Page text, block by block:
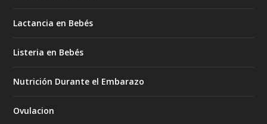
Lactancia en Bebés
Listeria en Bebés
Nutrición Durante el Embarazo
Ovulacion